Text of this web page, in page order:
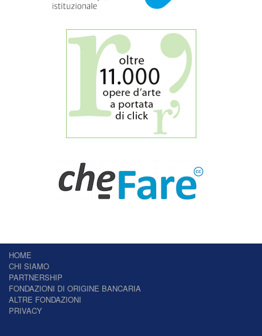
HOME
CHI SIAMO
PARTNERSHIP
FONDAZIONI DI ORIGINE BANCARIA
ALTRE FONDAZIONI
PRIVACY